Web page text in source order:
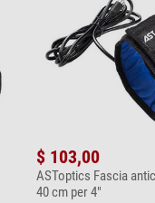
$ 103,00
ASToptics Fascia
40 cm per 4"